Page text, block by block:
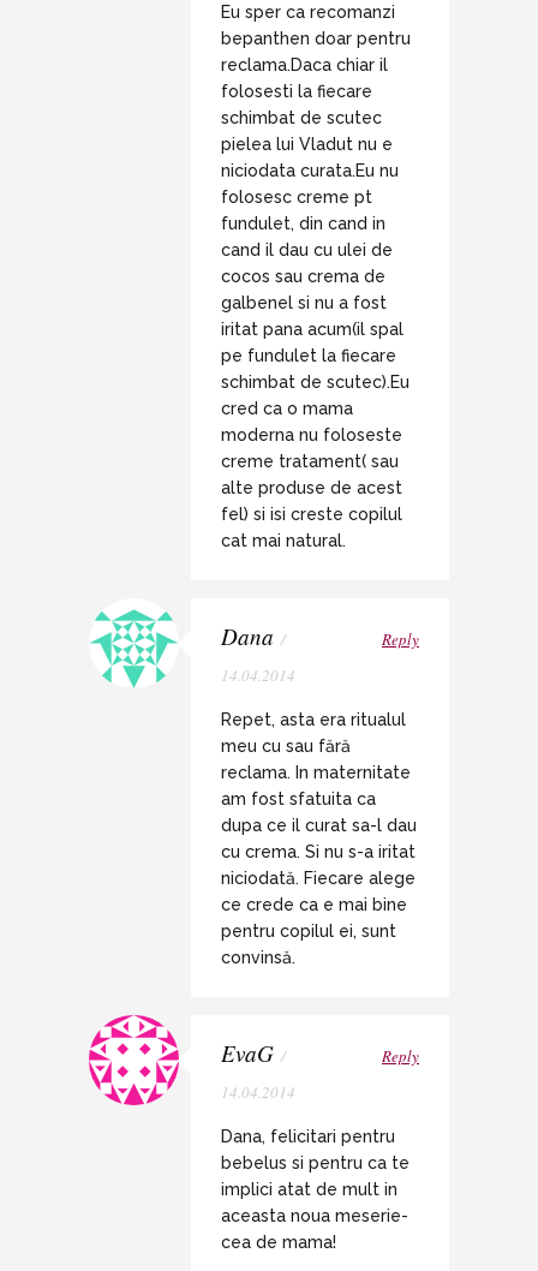
Eu sper ca recomanzi
bepanthen doar pentru
reclama.Daca chiar il
folosesti la fiecare
schimbat de scutec
pielea lui Vladut nu e
niciodata curata.Eu nu
folosesc creme pt
fundulet, din cand in
cand il dau cu ulei de
cocos sau crema de
galbenel si nu a fost
iritat pana acum(il spal
pe fundulet la fiecare
schimbat de scutec).Eu
cred ca o mama
moderna nu foloseste
creme tratament( sau
alte produse de acest
fel) si isi creste copilul
cat mai natural.
Dana /
14.04.2014
Reply
Repet, asta era ritualul
meu cu sau fără
reclama. In maternitate
am fost sfatuita ca
dupa ce il curat sa-l dau
cu crema. Si nu s-a iritat
niciodată. Fiecare alege
ce crede ca e mai bine
pentru copilul ei, sunt
convinsă.
EvaG /
14.04.2014
Reply
Dana, felicitari pentru
bebelus si pentru ca te
implici atat de mult in
aceasta noua meserie-
cea de mama!